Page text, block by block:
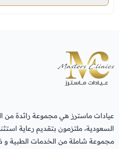
عيادات ماسترز هي مجموعة رائدة من
السعودية، ملتزمون بتقديم رعاية
مجموعة شاملة من الخدمات الطبية